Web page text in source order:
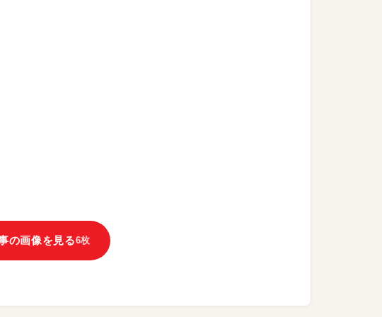
の画像を見る6枚